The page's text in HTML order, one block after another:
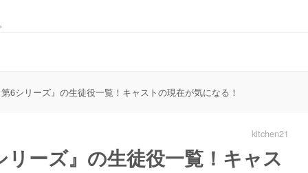
6シリーズ』の生徒役一覧！キャストの現在が気になる！
kitchen21
ーズ』の生徒役一覧！キャス